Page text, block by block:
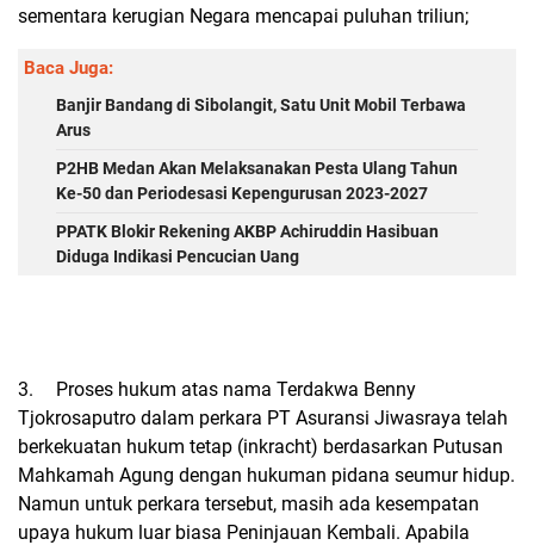
sementara kerugian Negara mencapai puluhan triliun;
Baca Juga:
Banjir Bandang di Sibolangit, Satu Unit Mobil Terbawa
Arus
P2HB Medan Akan Melaksanakan Pesta Ulang Tahun
Ke-50 dan Periodesasi Kepengurusan 2023-2027
PPATK Blokir Rekening AKBP Achiruddin Hasibuan
Diduga Indikasi Pencucian Uang
3.
Proses hukum atas nama Terdakwa Benny
Tjokrosaputro dalam perkara PT Asuransi Jiwasraya telah
berkekuatan hukum tetap (inkracht) berdasarkan Putusan
Mahkamah Agung dengan hukuman pidana seumur hidup.
Namun untuk perkara tersebut, masih ada kesempatan
upaya hukum luar biasa Peninjauan Kembali. Apabila